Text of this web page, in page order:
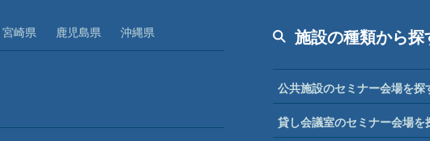
宮崎県 鹿児島県 沖縄県 施設の種類から探
公共施設のセミナー会場を探
貸し会議室のセミナー会場を